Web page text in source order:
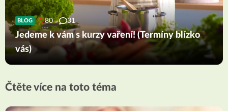
BLOG 80 31
Jedeme k vám s kurzy vaření! (Termíny blízko
vás)
Čtěte více na toto téma